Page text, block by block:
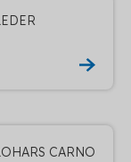
CARNO